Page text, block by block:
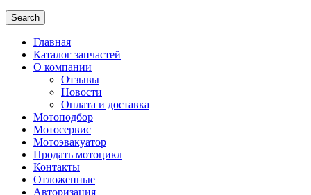
Search
Главная
Каталог запчастей
О компании
Отзывы
Новости
Оплата и доставка
Мотоподбор
Мотосервис
Мотоэвакуатор
Продать мотоцикл
Контакты
Отложенные
Авторизация